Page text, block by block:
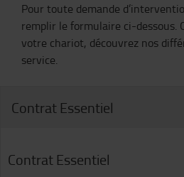
Pour toute demande
remplir le formulaire ci-dessous.
votre chariot, découvrez nos
service.
Contrat Essentiel
Contrat Essentiel